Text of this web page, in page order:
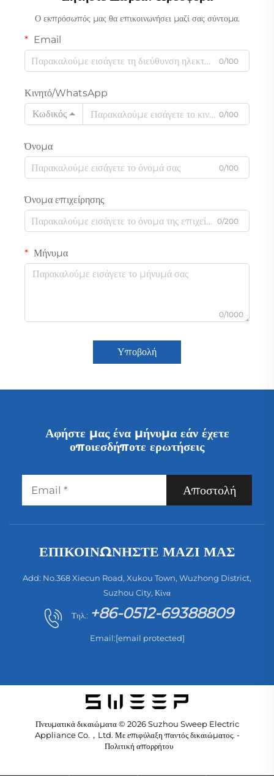
επαναφορτιζόμενος και με
έξυπνη LED οθόνη
κατοικίδια
Ο εκπρόσωπός μας θα επικοινωνήσει μαζί σας σύντομα.
Email
0/100
Κινητό/WhatsApp
Κωδικός
0/100
Όνομα
0/100
Όνομα επιχείρησης
0/200
Μήνυμα
0/1000
Υποβολή
Αφήστε μας ένα μήνυμα εάν έχετε
οποιεσδήποτε ερωτήσεις
Αποστολή
ΕΠΙΚΟΙΝΩΝΉΣΤΕ ΜΑΖΊ ΜΑΣ
Add: No.368 Xiecun Road, Xukou Town, Wuzhong District,
Suzhou City, Κίνα
Τηλ.: +86-0512-69388809
Email:[email protected]
Πνευματικά δικαιώματα © 2026 Suzhou Sweep Electric
Appliance Co.，Ltd. Με επιφύλαξη παντός δικαιώματος. -
Πολιτική απορρήτου